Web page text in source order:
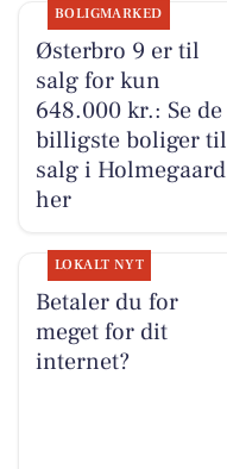
BOLIGMARKED
Østerbro 9 er til
salg for kun
648.000 kr.: Se de
billigste boliger til
salg i Holmegaard
her
LOKALT NYT
Betaler du for
meget for dit
internet?